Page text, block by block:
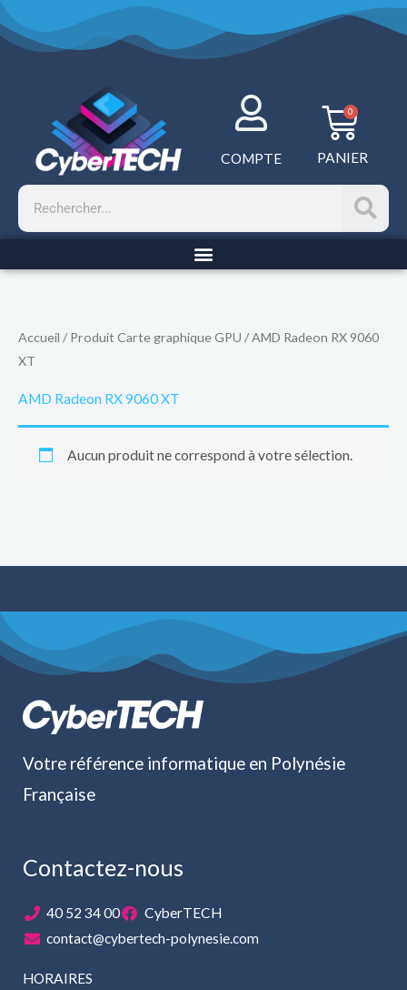
Aller
au
COMPTE
0
PANIER
Rechercher
Accueil / Produit Carte graphique GPU / AMD Radeon RX 9060
XT
AMD Radeon RX 9060 XT
Aucun produit ne correspond à votre sélection.
Votre référence informatique en Polynésie
Française
Contactez-nous
40 52 34 00
CyberTECH
contact@cybertech-polynesie.com
HORAIRES